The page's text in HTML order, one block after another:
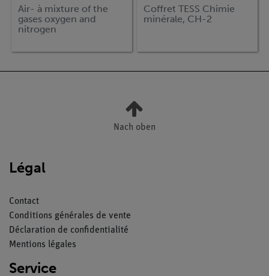
Air- à mixture of the
gases oxygen and
nitrogen
Coffret TESS Chimie
minérale, CH-2
Nach oben
Légal
Contact
Conditions générales de vente
Déclaration de confidentialité
Mentions légales
Service